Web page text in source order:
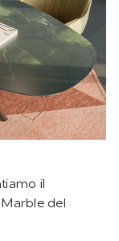
il
del